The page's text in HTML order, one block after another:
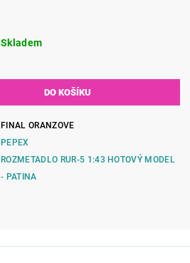
Skladem
FINAL ORANZOVE
PEPEX
ROZMETADLO RUR-5 1:43 HOTOVÝ MODEL
- PATINA